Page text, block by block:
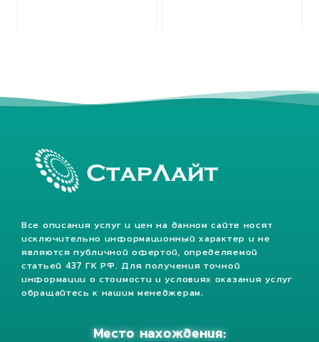
Все описания услуг и цен на данном сайте носят
исключительно информационный характер и не
являются публичной офертой, определяемой
статьей 437 ГК РФ. Для получения точной
информации о стоимости и условиях оказания услуг
обращайтесь к нашим менеджерам.
Место нахождения: